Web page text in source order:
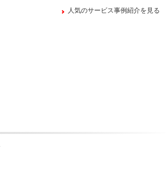
人気のサービス事例紹介を見る